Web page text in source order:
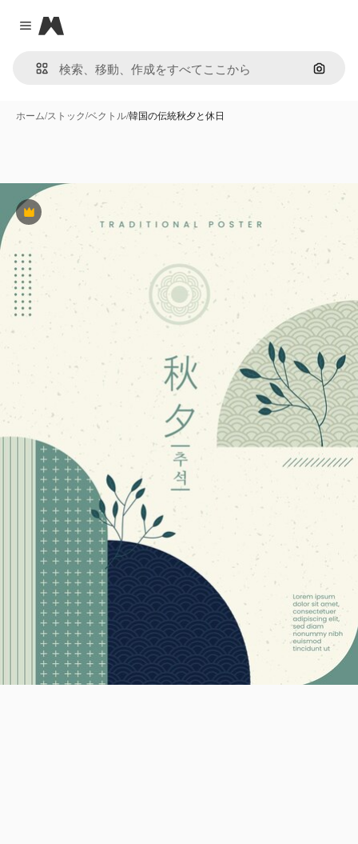
Close menu
Magnific
画像で
ホーム/ストック/ベクトル/韓国の伝統秋夕と休日
Premium